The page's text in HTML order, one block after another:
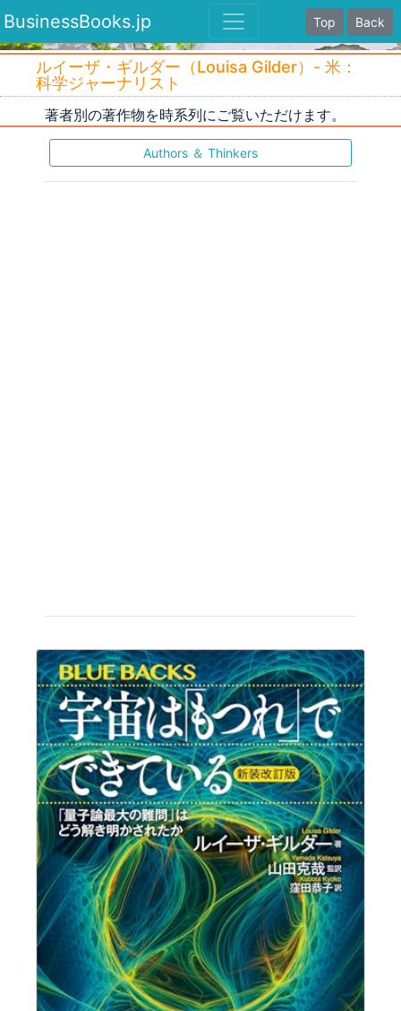
BusinessBooks.jp Top Back
ルイーザ・ギルダー（Louisa Gilder）- 米：
科学ジャーナリスト
著者別の著作物を時系列にご覧いただけます。
Authors ＆ Thinkers